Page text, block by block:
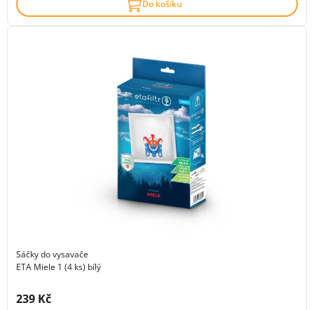
Do košíku
Sáčky do vysavače
ETA Miele 1 (4 ks) bílý
Cena s DPH:
239 Kč